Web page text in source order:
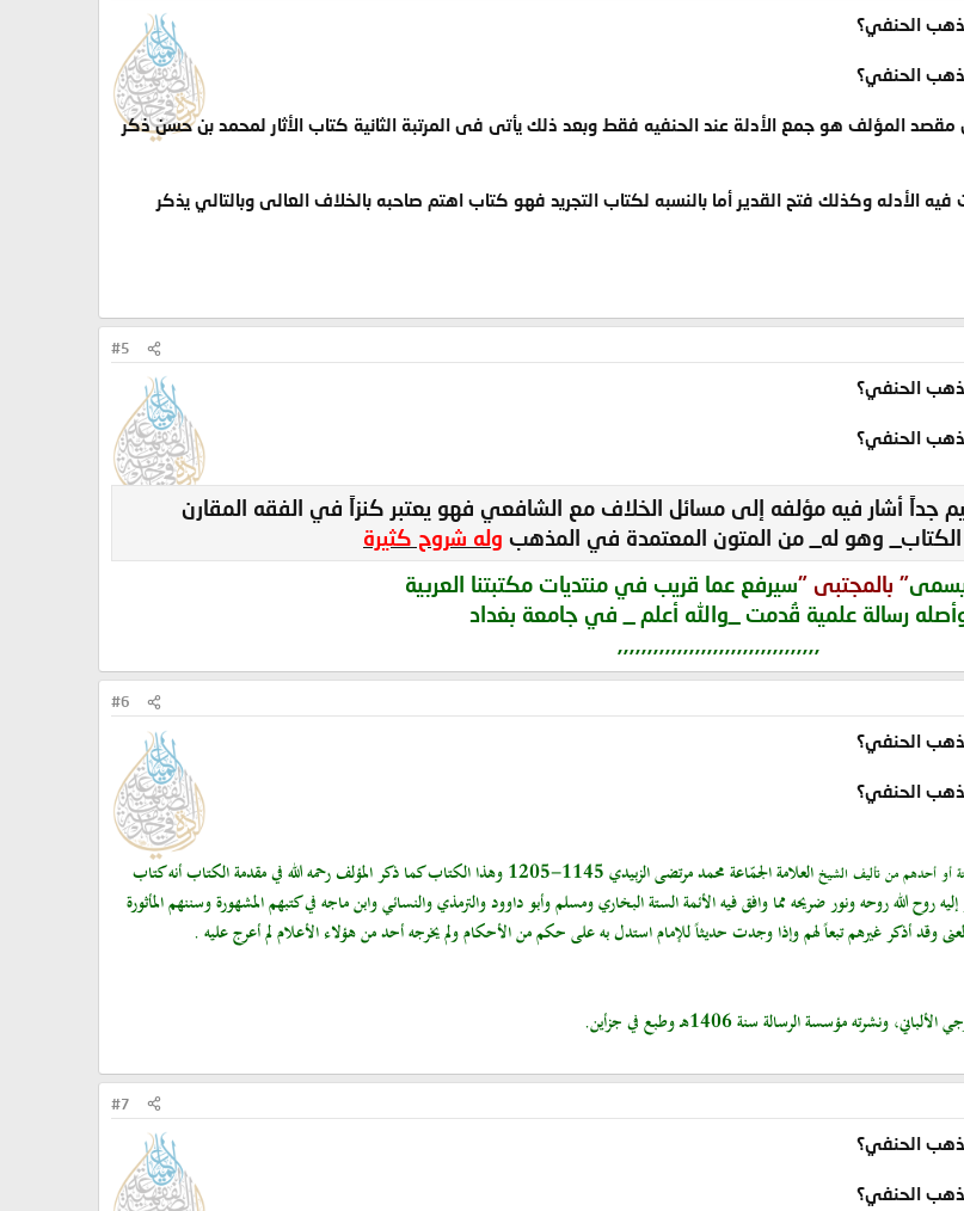
الحنفي؟
الحنفي؟
المؤلف هو جمع الأدلة عند الحنفيه فقط وبعد ذلك يأتى فى المرتبة الثانية كتاب الأثار لمحمد بن حسن ذكر
الأدله وكذلك فتح القدير أما بالنسبه لكتاب التجريد فهو كتاب اهتم صاحبه بالخلاف العالى وبالتالي يذكر
#5
الحنفي؟
الحنفي؟
جداً أشار فيه مؤلفه إلى مسائل الخلاف مع الشافعي فهو يعتبر كنزاً في الفقه المقارن
الكتاب_ وهو له_ من المتون المعتمدة في المذهب وله شروح كثيرة
يسمى" بالمجتبى "سيرفع عما قريب في منتديات مكتبتنا العربية
رسالة علمية قُدمت _والله أعلم _ في جامعة بغداد
,,,,,,,,,,,,,,,,,,,,,,,,,,,,,,,,,,
#6
الحنفي؟
الحنفي؟
أو أحدهم من تأليف الشيخ
العلامة الجمّاعة محمد مرتضى الزبيدي 1145-1205 وهذا الكتاب كما ذكر المؤلف رحمه الله في مقدمة الكتاب أنه كتاب
روح الله روحه ونور ضريحه مما وافق فيه الأئمة الستة البخاري ومسلم وأبو داوود والترمذي والنسائي وابن ماجه في كتبهم المشهورة وسننهم المأثورة
وقد أذكر غيرهم تبعاً لهم وإذا وجدت حديثاً للإمام استدل به على حكم من الأحكام ولم يخرجه أحد من هؤلاء الأعلام لم أعرج عليه .
مؤسسة الرسالة سنة 1406هـ وطبع في جزأين.
#7
الحنفي؟
الحنفي؟